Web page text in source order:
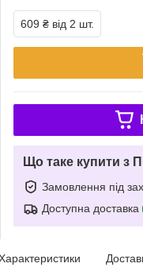
609 ₴ від 2 шт.
Що таке купити з
Замовлення під
Доступна доставка